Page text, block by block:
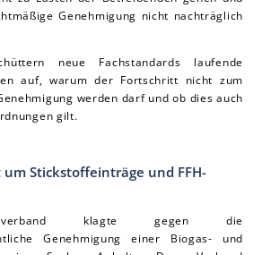
Genehmigung nicht nachträglich
neue Fachstandards laufende
auf, warum der Fortschritt nicht zum
werden darf und ob dies auch
gilt.
Stickstoffeinträge und FFH-
klagte gegen die
Genehmigung einer Biogas- und